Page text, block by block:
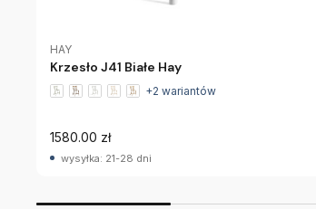
HAY
Krzesło J41 Białe Hay
+2 wariantów
1580.00 zł
wysyłka: 21-28 dni